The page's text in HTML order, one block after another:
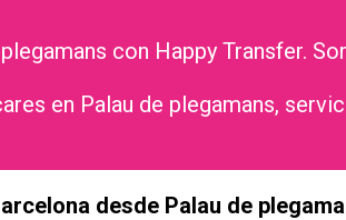
con Happy Transfer.
en Palau de plegamans,
desde Palau de